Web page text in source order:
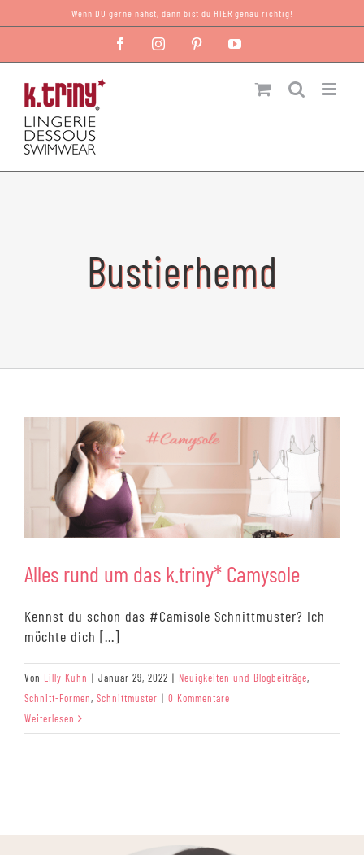
Inhalt
Wenn DU gerne nähst, dann bist du HIER genau richtig!
FacebookInstagramPinterest
Bustierhemd
Alles rund um das k.triny* Camysole
Kennst du schon das #Camisole Schnittmuster? Ich
möchte dich [...]
Von Lilly Kuhn | Januar 29, 2022 | Neuigkeiten und Blogbeiträge,
Schnitt-Formen, Schnittmuster | 0 Kommentare
Weiterlesen